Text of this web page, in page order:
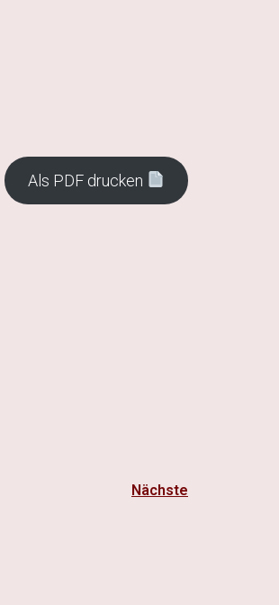
Als PDF drucken
Nächste